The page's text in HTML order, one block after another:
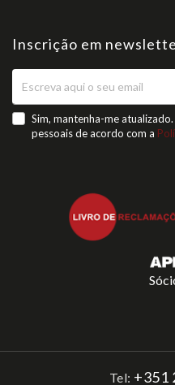
Inscrição em
Sim, mantenha-me
pessoais de acordo com a
Tel: +351